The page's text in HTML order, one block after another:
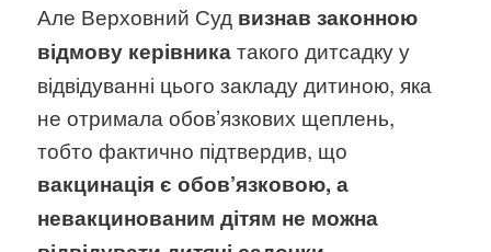
Але Верховний Суд визнав законною
відмову керівникатакого дитсадку у
відвідуванні цього закладу дитиною, яка
не отримала обов’язкових щеплень,
тобто фактично підтвердив, що
вакцинація є обов’язковою, а
невакцинованим дітям не можна